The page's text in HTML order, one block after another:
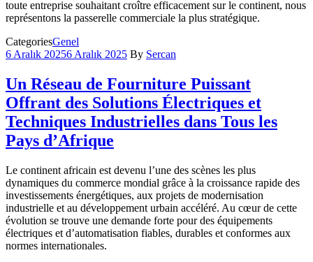
toute entreprise souhaitant croître efficacement sur le continent, nous
représentons la passerelle commerciale la plus stratégique.
CategoriesGenel
6 Aralık 20256 Aralık 2025 By Sercan
Un Réseau de Fourniture Puissant
Offrant des Solutions Électriques et
Techniques Industrielles dans Tous les
Pays d’Afrique
Le continent africain est devenu l’une des scènes les plus
dynamiques du commerce mondial grâce à la croissance rapide des
investissements énergétiques, aux projets de modernisation
industrielle et au développement urbain accéléré. Au cœur de cette
évolution se trouve une demande forte pour des équipements
électriques et d’automatisation fiables, durables et conformes aux
normes internationales.